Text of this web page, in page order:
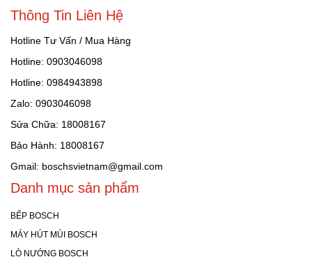
Thông Tin Liên Hệ
Hotline Tư Vấn / Mua Hàng
Hotline: 0903046098
Hotline: 0984943898
Zalo: 0903046098
Sửa Chữa: 18008167
Bảo Hành: 18008167
Gmail: boschsvietnam@gmail.com
Danh mục sản phẩm
BẾP BOSCH
MÁY HÚT MÙI BOSCH
LÒ NƯỚNG BOSCH